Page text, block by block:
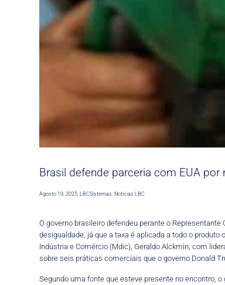
Brasil defende parceria com EUA
Agosto 19, 2025 ,LBCSistemas Noticias LBC
O governo brasileiro defendeu perante o
desigualdade, já que a taxa é aplicada a todo o
Indústria e Comércio (Mdic), Geraldo Alckmin, com
sobre seis práticas comerciais que o governo Donald
Segundo uma fonte que esteve presente no encontro,